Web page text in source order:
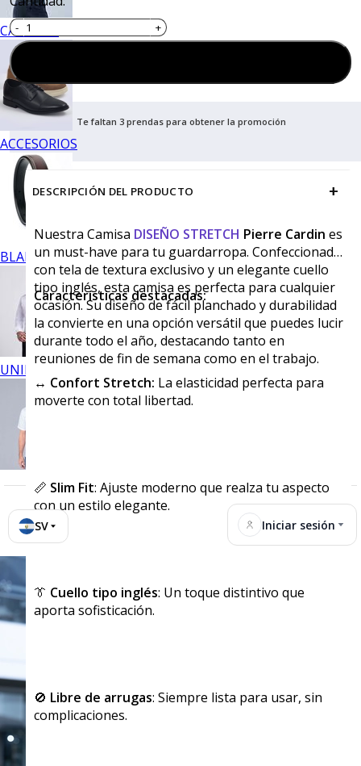
CALZADO
ACCESORIOS
BLANCOS
UNIFORMES
SV Iniciar sesión
Te faltan 3 prendas para obtener la promoción
DESCRIPCIÓN DEL PRODUCTO +
Nuestra Camisa DISEÑO STRETCH Pierre Cardin es
un must-have para tu guardarropa. Confeccionada
con tela de textura exclusivo y un elegante cuello
tipo inglés, esta camisa es perfecta para cualquier
ocasión. Su diseño de fácil planchado y durabilidad
la convierte en una opción versátil que puedes lucir
durante todo el año, destacando tanto en
reuniones de fin de semana como en el trabajo.
Características destacadas:
↔️ Confort Stretch: La elasticidad perfecta para
moverte con total libertad.
📏 Slim Fit: Ajuste moderno que realza tu aspecto
con un estilo elegante.
👔 Cuello tipo inglés: Un toque distintivo que
aporta sofisticación.
🚫 Libre de arrugas: Siempre lista para usar, sin
complicaciones.